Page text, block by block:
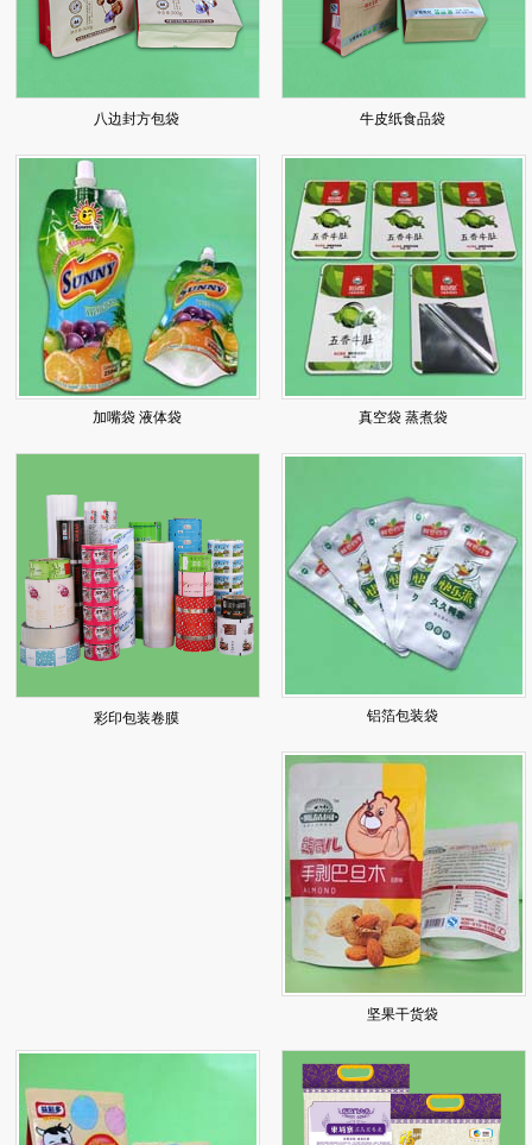
八边封方包袋 牛皮纸食品袋
加嘴袋 液体袋 真空袋 蒸煮袋
彩印包装卷膜 铝箔包装袋
坚果干货袋